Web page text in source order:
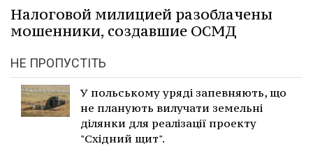
Налоговой милицией разоблачены
мошенники, создавшие ОСМД
НЕ ПРОПУСТІТЬ
У польському уряді запевняють, що
не планують вилучати земельні
ділянки для реалізації проекту
"Східний щит".